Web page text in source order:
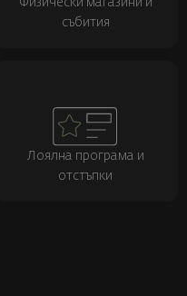
Физически магазини и
събития
Лоялна програма и
отстъпки